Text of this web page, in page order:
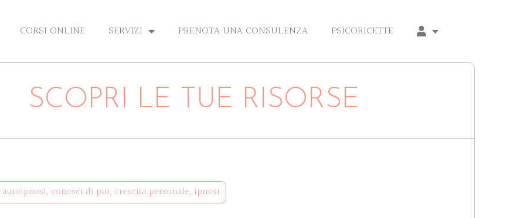
CORSI ONLINE SERVIZI PRENOTA UNA CONSULENZA PSICORICETTE
SCOPRI LE TUE RISORSE
autoipnosi, conosci di più, crescita personale, ipnosi